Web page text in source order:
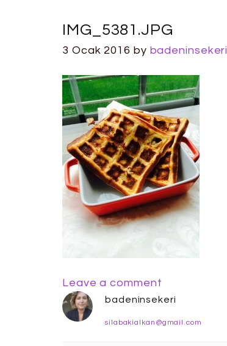
IMG_5381.JPG
3 Ocak 2016 by badeninsekeri
Leave a comment
badeninsekeri
silabakialkan@gmail.com